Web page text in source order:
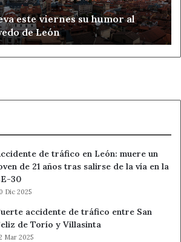
este viernes su humor al
de León
de tráfico en León: muere un
de 21 años tras salirse de la vía en la
30
Dic 2025
accidente de tráfico entre San
de Torío y Villasinta
Mar 2025